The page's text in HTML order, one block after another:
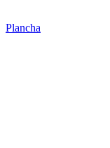
Plancha